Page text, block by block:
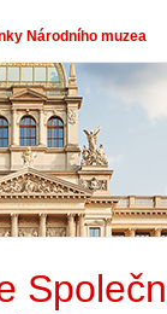
Národního muzea